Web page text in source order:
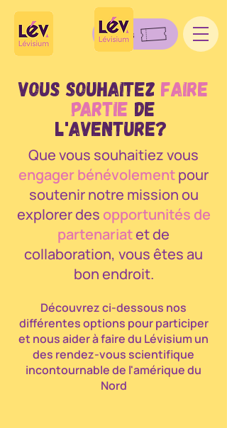
Billets
Vous souhaitez Faire
partie de
l'aventure?
Que vous souhaitiez vous
engager bénévolementpour
soutenir notre mission ou
explorer des opportunités de
partenariatet de
collaboration, vous êtes au
bon endroit.
Découvrez ci-dessous nos
différentes options pour participer
et nous aider à faire du Lévisium un
des rendez-vous scientifique
incontournable de l'amérique du
Nord